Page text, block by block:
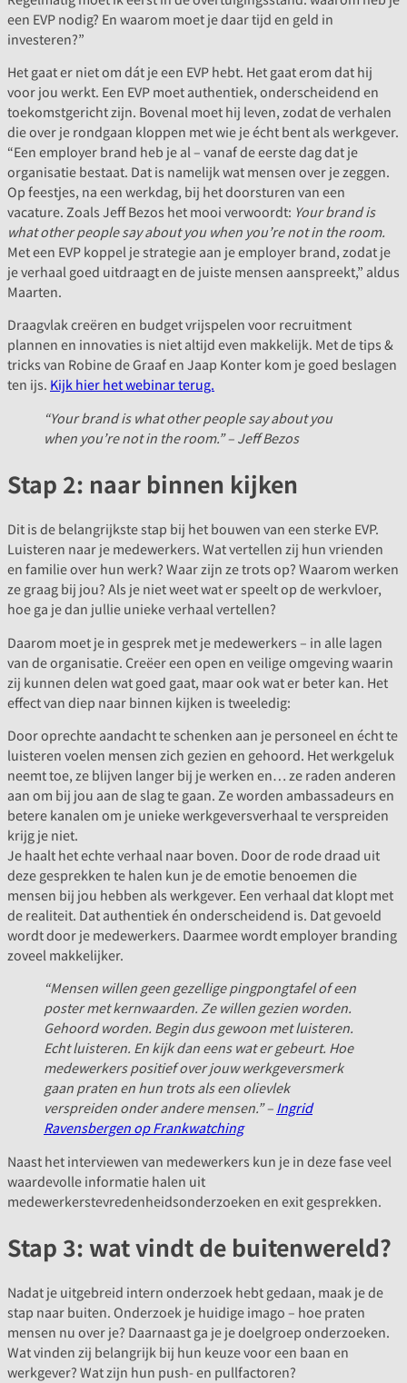
een EVP nodig? En waarom moet je daar tijd en geld in
investeren?”
Het gaat er niet om dát je een EVP hebt. Het gaat erom dat hij
voor jou werkt. Een EVP moet authentiek, onderscheidend en
toekomstgericht zijn. Bovenal moet hij leven, zodat de verhalen
die over je rondgaan kloppen met wie je écht bent als werkgever.
“Een employer brand heb je al – vanaf de eerste dag dat je
organisatie bestaat. Dat is namelijk wat mensen over je zeggen.
Op feestjes, na een werkdag, bij het doorsturen van een
vacature. Zoals Jeff Bezos het mooi verwoordt: Your brand is
what other people say about you when you’re not in the room.
Met een EVP koppel je strategie aan je employer brand, zodat je
je verhaal goed uitdraagt en de juiste mensen aanspreekt,” aldus
Maarten.
Draagvlak creëren en budget vrijspelen voor recruitment
plannen en innovaties is niet altijd even makkelijk. Met de tips &
tricks van Robine de Graaf en Jaap Konter kom je goed beslagen
ten ijs. Kijk hier het webinar terug.
“Your brand is what other people say about you
when you’re not in the room.” – Jeff Bezos
Stap 2: naar binnen kijken
Dit is de belangrijkste stap bij het bouwen van een sterke EVP.
Luisteren naar je medewerkers. Wat vertellen zij hun vrienden
en familie over hun werk? Waar zijn ze trots op? Waarom werken
ze graag bij jou? Als je niet weet wat er speelt op de werkvloer,
hoe ga je dan jullie unieke verhaal vertellen?
Daarom moet je in gesprek met je medewerkers – in alle lagen
van de organisatie. Creëer een open en veilige omgeving waarin
zij kunnen delen wat goed gaat, maar ook wat er beter kan. Het
effect van diep naar binnen kijken is tweeledig:
Door oprechte aandacht te schenken aan je personeel en écht te
luisteren voelen mensen zich gezien en gehoord. Het werkgeluk
neemt toe, ze blijven langer bij je werken en… ze raden anderen
aan om bij jou aan de slag te gaan. Ze worden ambassadeurs en
betere kanalen om je unieke werkgeversverhaal te verspreiden
krijg je niet.
Je haalt het echte verhaal naar boven. Door de rode draad uit
deze gesprekken te halen kun je de emotie benoemen die
mensen bij jou hebben als werkgever. Een verhaal dat klopt met
de realiteit. Dat authentiek én onderscheidend is. Dat gevoeld
wordt door je medewerkers. Daarmee wordt employer branding
zoveel makkelijker.
“Mensen willen geen gezellige pingpongtafel of een
poster met kernwaarden. Ze willen gezien worden.
Gehoord worden. Begin dus gewoon met luisteren.
Echt luisteren. En kijk dan eens wat er gebeurt. Hoe
medewerkers positief over jouw werkgeversmerk
gaan praten en hun trots als een olievlek
verspreiden onder andere mensen.” –Ingrid
Ravensbergen op Frankwatching
Naast het interviewen van medewerkers kun je in deze fase veel
waardevolle informatie halen uit
medewerkerstevredenheidsonderzoeken en exit gesprekken.
Stap 3: wat vindt de buitenwereld?
Nadat je uitgebreid intern onderzoek hebt gedaan, maak je de
stap naar buiten. Onderzoek je huidige imago – hoe praten
mensen nu over je? Daarnaast ga je je doelgroep onderzoeken.
Wat vinden zij belangrijk bij hun keuze voor een baan en
werkgever? Wat zijn hun push- en pullfactoren?